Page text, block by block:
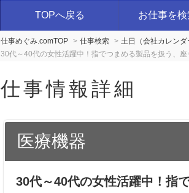
TOPへ戻る お仕事を検
仕事めぐみ.comTOP 仕事検索
土日（会社カレン
30代～40代の女性活躍中！指でつまめる製品を扱う、
仕事情報詳細
医療機器
30代～40代の女性活躍中！指